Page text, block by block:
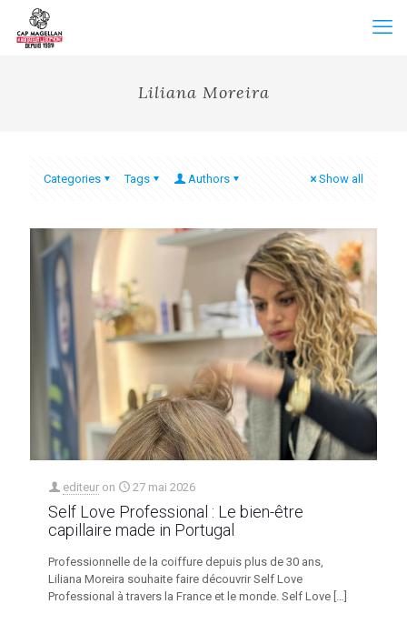
Liliana Moreira
Categories Tags Authors Show all
editeur on 27 mai 2026
Self Love Professional : Le bien-être
capillaire made in Portugal
Professionnelle de la coiffure depuis plus de 30 ans,
Liliana Moreira souhaite faire découvrir Self Love
Professional à travers la France et le monde. Self Love […]